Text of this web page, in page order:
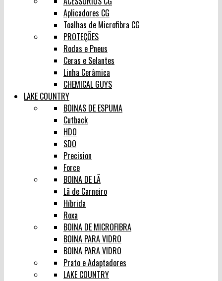
Aplicadores CG
Toalhas de Microfibra CG
PROTEÇÕES
Rodas e Pneus
Ceras e Selantes
Linha Cerâmica
CHEMICAL GUYS
LAKE COUNTRY
BOINAS DE ESPUMA
Cutback
HDO
SDO
Precision
Force
BOINA DE LÃ
Lã de Carneiro
Híbrida
Roxa
BOINA DE MICROFIBRA
BOINA PARA VIDRO
BOINA PARA VIDRO
Prato e Adaptadores
LAKE COUNTRY